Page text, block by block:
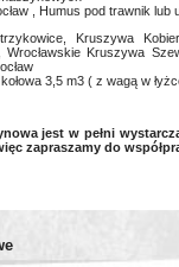
, Humus pod trawnik lub
Kruszywa
Kruszywa
3,5 m3 ( z wagą w
jest w pełni
zapraszamy do